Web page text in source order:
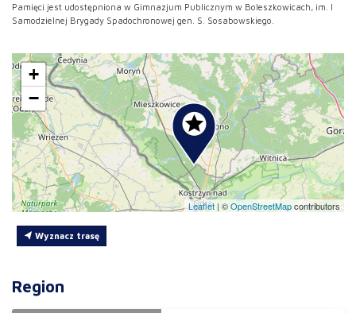
Pamięci jest udostępniona w Gimnazjum Publicznym w Boleszkowicach, im. I
Samodzielnej Brygady Spadochronowej gen. S. Sosabowskiego.
+
−
Leaflet | ©OpenStreetMapcontributors
Wyznacz trasę
Region